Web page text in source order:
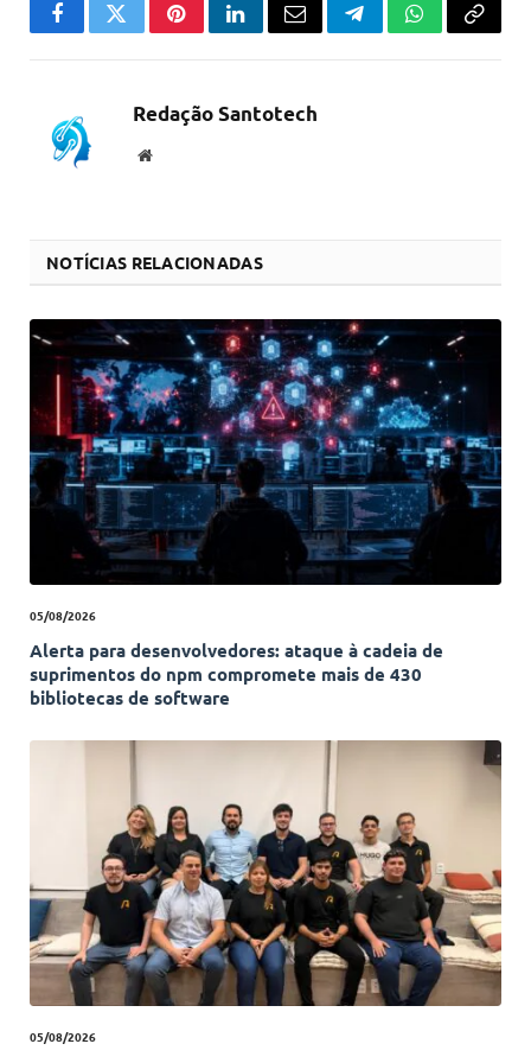
FacebookTwitterPinterestLinkedInEmail TelegramWhatsApp
Copiar
Redação Santotech
Website
NOTÍCIAS RELACIONADAS
05/08/2026
Alerta para desenvolvedores: ataque à cadeia de
suprimentos do npm compromete mais de 430
bibliotecas de software
05/08/2026